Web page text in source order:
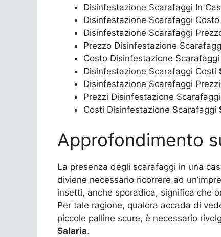
Disinfestazione Scarafaggi In
Disinfestazione Scarafaggi Costo
Disinfestazione Scarafaggi
Prezzo Disinfestazione
Costo Disinfestazione Scarafaggi
Disinfestazione Scarafaggi Costi
Disinfestazione Scarafaggi Prezzi
Prezzi Disinfestazione Scarafaggi
Costi Disinfestazione Scarafaggi
Approfondimento
La presenza degli scarafaggi in una
diviene necessario ricorrere ad
insetti, anche sporadica, significa che
Per tale ragione, qualora accada di
piccole palline scure, è necessario
Salaria.